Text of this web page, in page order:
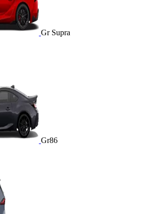
Gr Supra
Gr86